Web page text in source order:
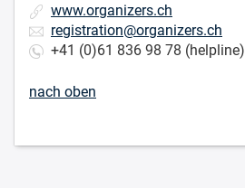
www.organizers.ch
registration@organizers.ch
+41 (0)61 836 98 78 (helpline)
nach oben